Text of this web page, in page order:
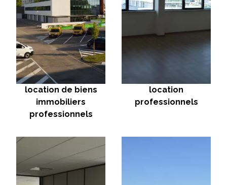
location de biens
immobiliers
professionnels
location
professionnels